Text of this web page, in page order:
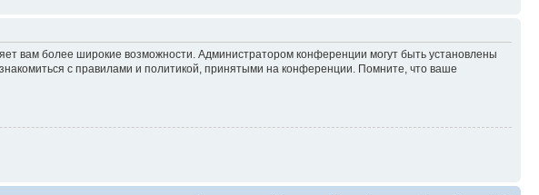
вам более широкие возможности. Администратором конференции могут быть установлены
с правилами и политикой, принятыми на конференции. Помните, что ваше